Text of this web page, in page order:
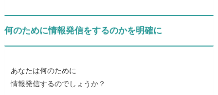
何のために情報発信をするのかを明確に
あなたは何のために
情報発信するのでしょうか？